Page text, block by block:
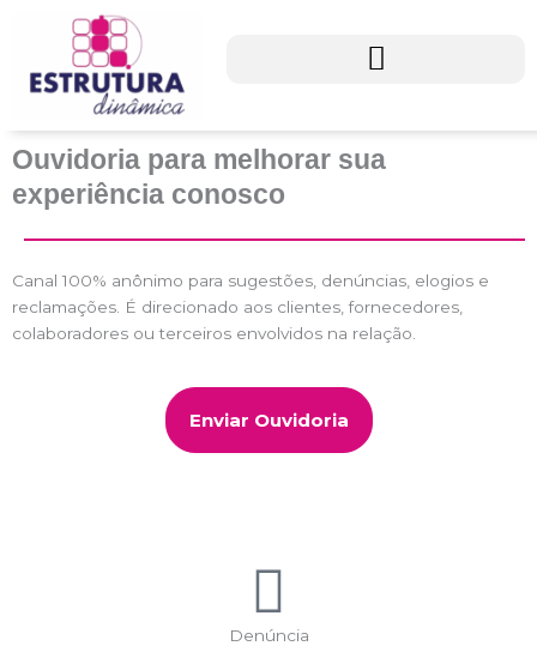
conteúdo
Ouvidoria para melhorar sua
experiência conosco
Canal 100% anônimo para sugestões, denúncias, elogios e
reclamações. É direcionado aos clientes, fornecedores,
colaboradores ou terceiros envolvidos na relação.
Enviar Ouvidoria
Denúncia